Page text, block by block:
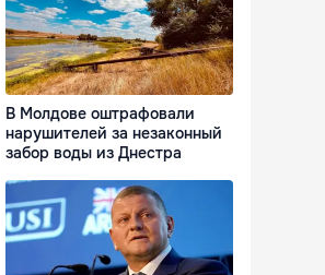
В Молдове оштрафовали
нарушителей за незаконный
забор воды из Днестра